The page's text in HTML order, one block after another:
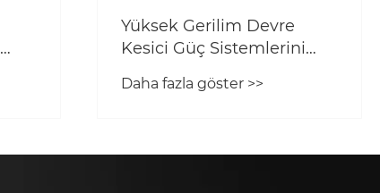
Yüksek Gerilim Devre
Kesici Güç Sistemlerini
Daha fazla göster >>